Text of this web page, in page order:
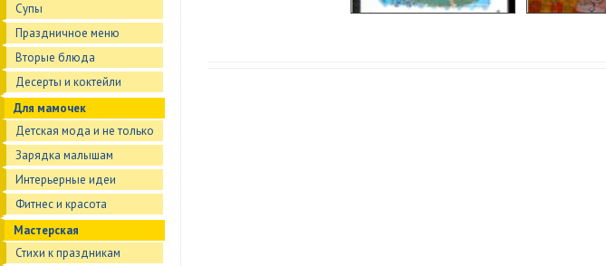
Супы
Праздничное меню
Вторые блюда
Десерты и коктейли
Для мамочек
Детская мода и не только
Зарядка малышам
Интерьерные идеи
Фитнес и красота
Мастерская
Стихи к праздникам